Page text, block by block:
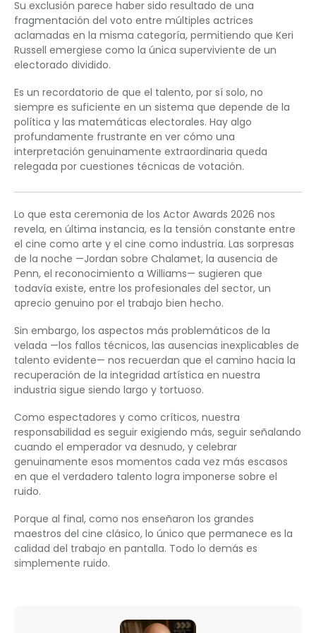
Su exclusión parece haber sido resultado de una
fragmentación del voto entre múltiples actrices
aclamadas en la misma categoría, permitiendo que Keri
Russell emergiese como la única superviviente de un
electorado dividido.
Es un recordatorio de que el talento, por sí solo, no
siempre es suficiente en un sistema que depende de la
política y las matemáticas electorales. Hay algo
profundamente frustrante en ver cómo una
interpretación genuinamente extraordinaria queda
relegada por cuestiones técnicas de votación.
Lo que esta ceremonia de los Actor Awards 2026 nos
revela, en última instancia, es la tensión constante entre
el cine como arte y el cine como industria. Las sorpresas
de la noche —Jordan sobre Chalamet, la ausencia de
Penn, el reconocimiento a Williams— sugieren que
todavía existe, entre los profesionales del sector, un
aprecio genuino por el trabajo bien hecho.
Sin embargo, los aspectos más problemáticos de la
velada —los fallos técnicos, las ausencias inexplicables de
talento evidente— nos recuerdan que el camino hacia la
recuperación de la integridad artística en nuestra
industria sigue siendo largo y tortuoso.
Como espectadores y como críticos, nuestra
responsabilidad es seguir exigiendo más, seguir señalando
cuando el emperador va desnudo, y celebrar
genuinamente esos momentos cada vez más escasos
en que el verdadero talento logra imponerse sobre el
ruido.
Porque al final, como nos enseñaron los grandes
maestros del cine clásico, lo único que permanece es la
calidad del trabajo en pantalla. Todo lo demás es
simplemente ruido.